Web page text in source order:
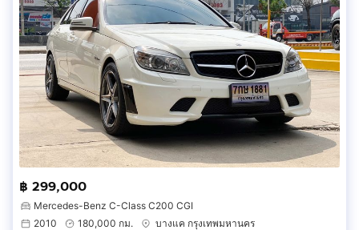
฿ 299,000
Mercedes-Benz C-Class C200 CGI
2010
180,000 กม.
บางแค กรุงเทพมหานคร